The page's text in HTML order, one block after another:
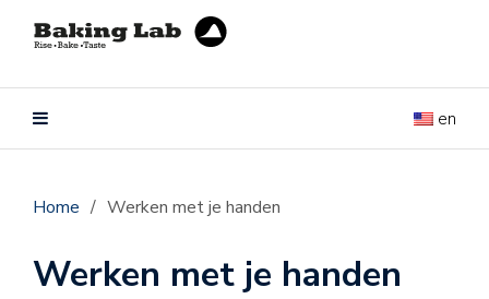
en
Home / Werken met je handen
Werken met je handen